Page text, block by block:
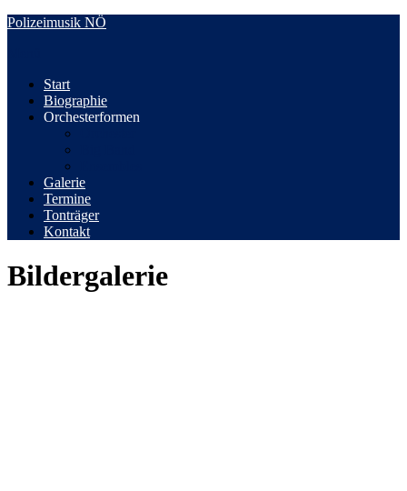
Zum
Polizeimusik NÖ
Start
Biographie
Orchesterformen
Galerie
Termine
Tonträger
Kontakt
Bildergalerie